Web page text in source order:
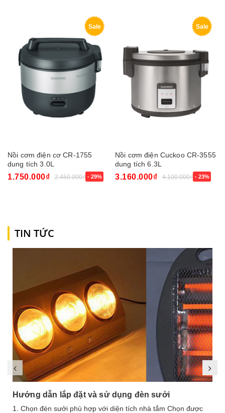
Sale
Nồi cơm điện cơ CR-1755
dung tích 3.0L
1.750.000₫ 2.450.000₫ - 29%
Sale
Nồi cơm điện Cuckoo CR-3555
dung tích 6.3L
3.160.000₫ 4.100.000₫ - 23%
TIN TỨC
Hướng dẫn lắp đặt và sử dụng đèn sưởi
1. Chọn đèn sưởi phù hợp với diện tích nhà tắm Chọn được